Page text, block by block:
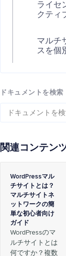
ライセ
クティ
マルチ
スを個
ドキュメントを検索
関連コンテン
WordPressマル
チサイトとは？
マルチサイトネ
ットワークの簡
単な初心者向け
ガイド
WordPressのマ
ルチサイトとは
何ですか？複数